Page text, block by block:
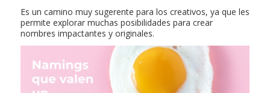
Es un camino muy sugerente para los creativos, ya que les
permite explorar muchas posibilidades para crear
nombres impactantes y originales.